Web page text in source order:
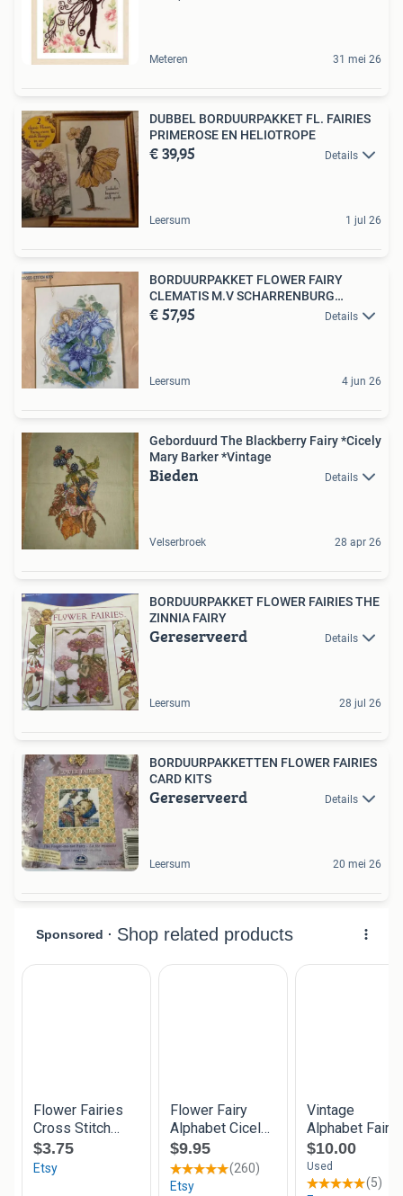
Meteren 31 mei 26
DUBBEL BORDUURPAKKET FL. FAIRIES
PRIMEROSE EN HELIOTROPE
€ 39,95 Details
Leersum 1 jul 26
BORDUURPAKKET FLOWER FAIRY
CLEMATIS M.V SCHARRENBURG
LANARTE
€ 57,95 Details
Leersum 4 jun 26
Geborduurd The Blackberry Fairy *Cicely
Mary Barker *Vintage
Bieden Details
Velserbroek 28 apr 26
BORDUURPAKKET FLOWER FAIRIES THE
ZINNIA FAIRY
Gereserveerd Details
Leersum 28 jul 26
BORDUURPAKKETTEN FLOWER FAIRIES
CARD KITS
Gereserveerd Details
Leersum 20 mei 26